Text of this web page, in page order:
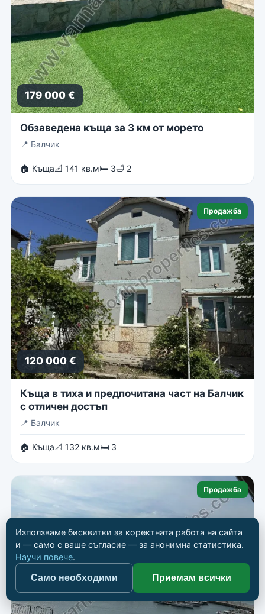
179 000 €
Обзаведена къща за 3 км от морето
📍 Балчик
🏠 Къща📐 141 кв.м🛏 3🛁 2
Продажба
120 000 €
Къща в тиха и предпочитана част на Балчик
с отличен достъп
📍 Балчик
🏠 Къща📐 132 кв.м🛏 3
Продажба
Използваме бисквитки за коректната работа на сайта
и — само с ваше съгласие — за анонимна статистика.
Научи повече.
Само необходими Приемам всички